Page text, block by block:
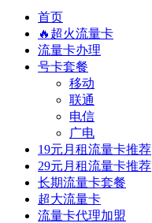
首页
🔥超火流量卡
流量卡办理
号卡套餐
移动
联通
电信
广电
19元月租流量卡推荐
29元月租流量卡推荐
长期流量卡套餐
超大流量卡
流量卡代理加盟